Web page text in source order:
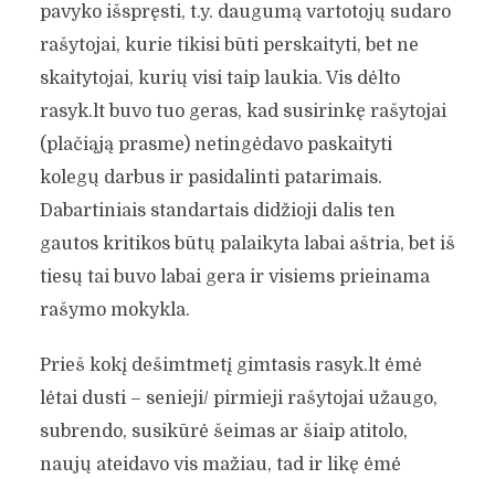
pavyko išspręsti, t.y. daugumą vartotojų sudaro
rašytojai, kurie tikisi būti perskaityti, bet ne
skaitytojai, kurių visi taip laukia. Vis dėlto
rasyk.lt buvo tuo geras, kad susirinkę rašytojai
(plačiąją prasme) netingėdavo paskaityti
kolegų darbus ir pasidalinti patarimais.
Dabartiniais standartais didžioji dalis ten
gautos kritikos būtų palaikyta labai aštria, bet iš
tiesų tai buvo labai gera ir visiems prieinama
rašymo mokykla.
Prieš kokį dešimtmetį gimtasis rasyk.lt ėmė
lėtai dusti – senieji/ pirmieji rašytojai užaugo,
subrendo, susikūrė šeimas ar šiaip atitolo,
naujų ateidavo vis mažiau, tad ir likę ėmė